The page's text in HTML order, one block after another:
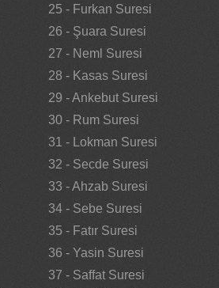
25 - Furkan Suresi
26 - Şuara Suresi
27 - Neml Suresi
28 - Kasas Suresi
29 - Ankebut Suresi
30 - Rum Suresi
31 - Lokman Suresi
32 - Secde Suresi
33 - Ahzab Suresi
34 - Sebe Suresi
35 - Fatır Suresi
36 - Yasin Suresi
37 - Saffat Suresi